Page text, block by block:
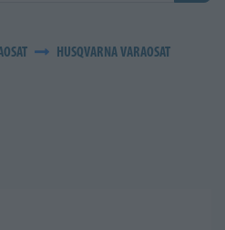
HUSQVARNA VARAOSAT